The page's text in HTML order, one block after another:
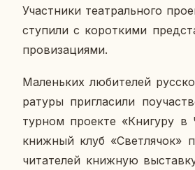
Участ­ни­ки те­ат­раль­но­го
сту­пи­ли с ко­рот­ки­ми
про­ви­за­ци­я­ми.
Ма­лень­ких лю­би­те­лей
ра­ту­ры при­гла­си­ли
тур­ном про­ек­те «Кни­гу­ру в
книж­ный клуб «Свет­ля­чок»
чи­та­те­лей книж­ную